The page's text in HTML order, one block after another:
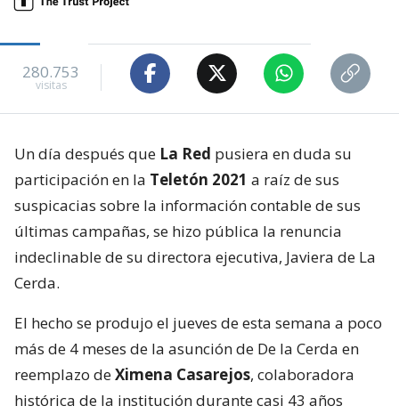
280.753
visitas
Un día después que La Red pusiera en duda su
participación en la Teletón 2021 a raíz de sus
suspicacias sobre la información contable de sus
últimas campañas, se hizo pública la renuncia
indeclinable de su directora ejecutiva, Javiera de La
Cerda.
El hecho se produjo el jueves de esta semana a poco
más de 4 meses de la asunción de De la Cerda en
reemplazo deXimena Casarejos, colaboradora
histórica de la institución durante casi 43 años